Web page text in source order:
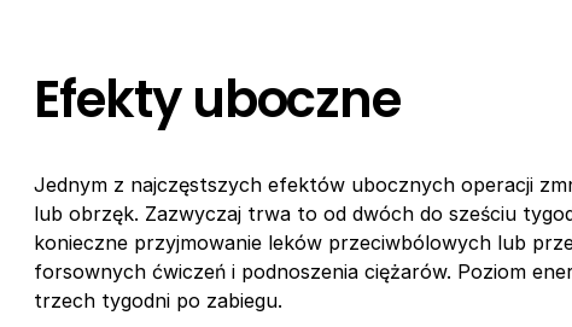
Efekty uboczne
Jednym z najczęstszych efektów ubocznych operacji
lub obrzęk. Zazwyczaj trwa to od dwóch do sześciu
konieczne przyjmowanie leków przeciwbólowych lub
forsownych ćwiczeń i podnoszenia ciężarów. Poziom
trzech tygodni po zabiegu.